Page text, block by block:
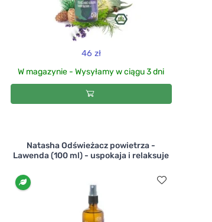
46 zł
W magazynie - Wysyłamy w ciągu 3 dni
Natasha Odświeżacz powietrza -
Lawenda (100 ml) - uspokaja i relaksuje